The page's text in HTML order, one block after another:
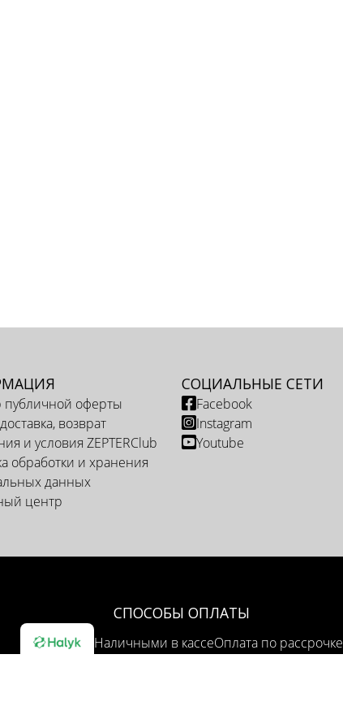
публичной оферты
возврат
и условия ZEPTERClub
обработки и хранения
данных
центр
СОЦИАЛЬНЫЕ СЕТИ
Facebook
Instagram
Youtube
СПОСОБЫ ОПЛАТЫ
Наличными в кассеОплата по рассрочке